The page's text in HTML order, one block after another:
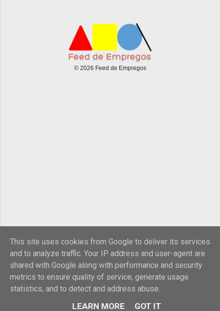
© 2026 Feed de Empregos
This site uses cookies from Google to deliver its services
and to analyze traffic. Your IP address and user-agent are
shared with Google along with performance and security
metrics to ensure quality of service, generate usage
statistics, and to detect and address abuse.
LEARN MORE GOT IT